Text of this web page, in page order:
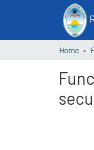
Home